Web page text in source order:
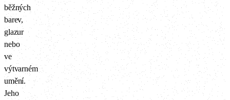
běžných
barev,
glazur
nebo
ve
výtvarném
umění.
Jeho